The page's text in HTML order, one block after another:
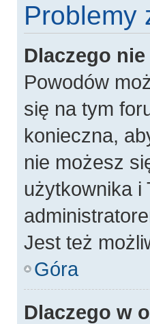
Problemy
Dlaczego
Powodów
się na tym
konieczna,
nie możesz
użytkownika i
Jest też
Góra
Dlaczego w